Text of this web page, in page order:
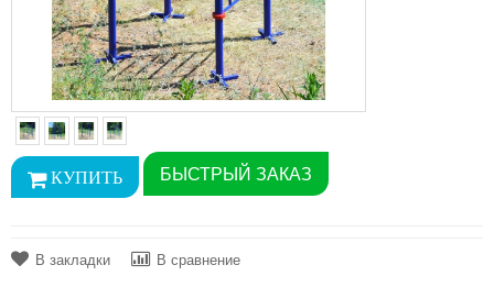
БЫСТРЫЙ ЗАКАЗ
В закладки В сравнение